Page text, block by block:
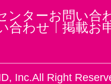
ンターお問い合
合わせ
掲載お
Inc.All Right